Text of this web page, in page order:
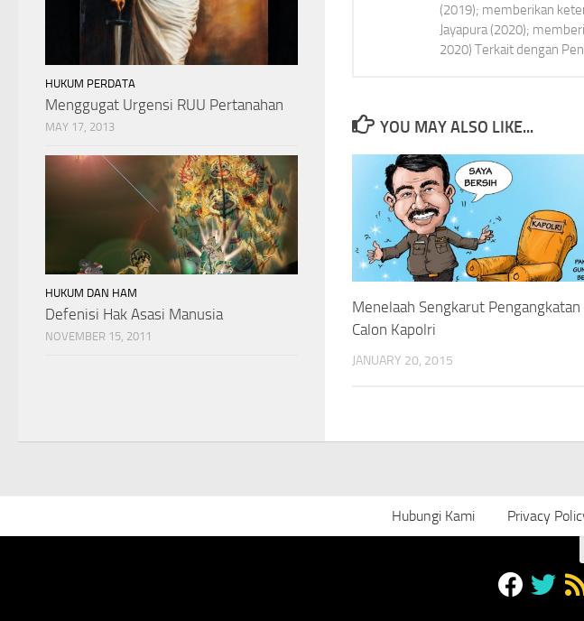
(2019); memberikan
Jayapura (2020);
2020) Terkait dengan
YOU MAY ALSO LIKE...
Menelaah Sengkarut Pengangkatan
Calon Kapolri
JANUARY 20, 2015
HUKUM PERDATA
Menggugat Urgensi RUU Pertanahan
MAY 17, 2013
HUKUM DAN HAM
Defenisi Hak Asasi Manusia
NOVEMBER 15, 2011
Hubungi Kami Privacy